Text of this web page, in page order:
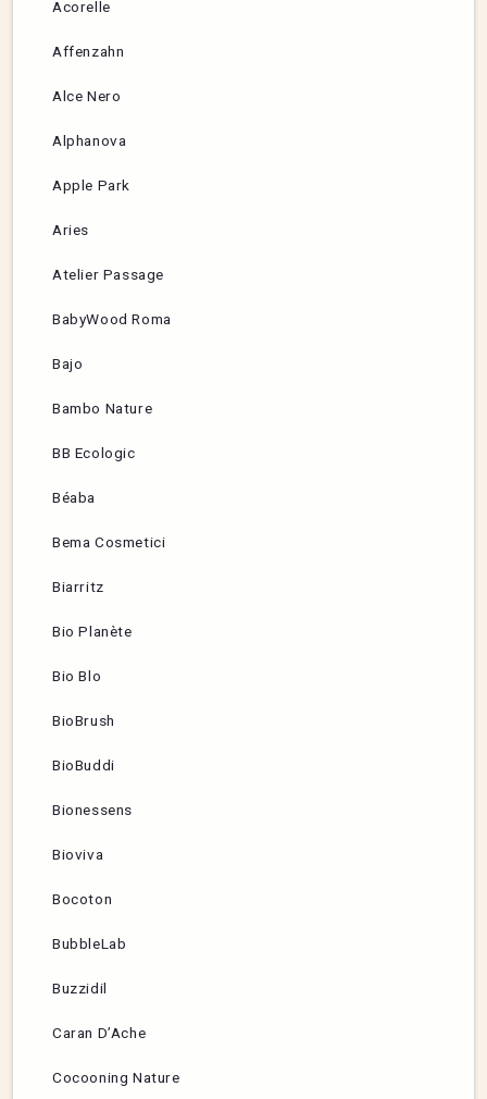
Acorelle
Affenzahn
Alce Nero
Alphanova
Apple Park
Aries
Atelier Passage
BabyWood Roma
Bajo
Bambo Nature
BB Ecologic
Béaba
Bema Cosmetici
Biarritz
Bio Planète
Bio Blo
BioBrush
BioBuddi
Bionessens
Bioviva
Bocoton
BubbleLab
Buzzidil
Caran D’Ache
Cocooning Nature